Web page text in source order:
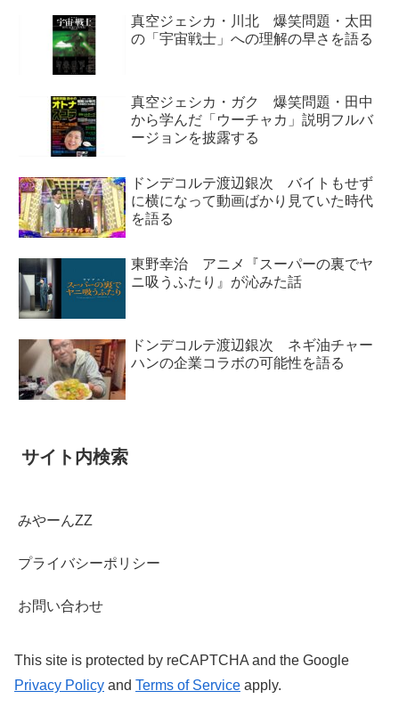
真空ジェシカ・川北 爆笑問題・太田
の「宇宙戦士」への理解の早さを語る
真空ジェシカ・ガク 爆笑問題・田中
から学んだ「ウーチャカ」説明フルバ
ージョンを披露する
ドンデコルテ渡辺銀次 バイトもせず
に横になって動画ばかり見ていた時代
を語る
東野幸治 アニメ『スーパーの裏でヤ
ニ吸うふたり』が沁みた話
ドンデコルテ渡辺銀次 ネギ油チャー
ハンの企業コラボの可能性を語る
サイト内検索
みやーんZZ
プライバシーポリシー
お問い合わせ
This site is protected by reCAPTCHA and the Google
Privacy Policy and Terms of Service apply.